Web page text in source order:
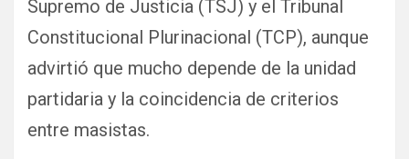
Supremo de Justicia (TSJ) y el Tribunal
Constitucional Plurinacional (TCP), aunque
advirtió que mucho depende de la unidad
partidaria y la coincidencia de criterios
entre masistas.